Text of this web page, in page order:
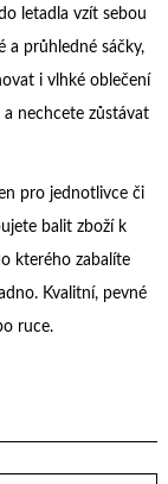
letadla vzít sebou
a průhledné sáčky,
i vlhké oblečení
nechcete zůstávat
pro jednotlivce či
balit zboží k
kterého zabalíte
Kvalitní, pevné
ruce.